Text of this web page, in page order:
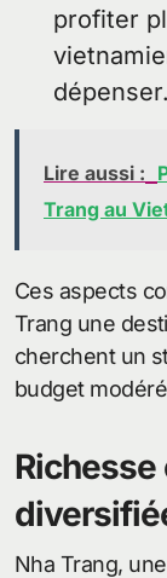
profiter
dépenser.
Lire aussi :
Trang au
Ces aspects
Trang une
cherchent un
budget
Nha Trang,